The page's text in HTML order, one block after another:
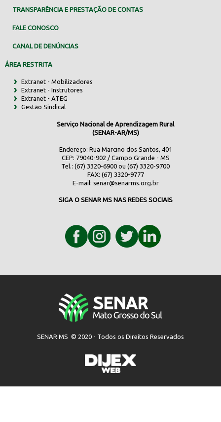
TRANSPARÊNCIA E PRESTAÇÃO DE CONTAS
FALE CONOSCO
CANAL DE DENÚNCIAS
ÁREA RESTRITA
Extranet - Mobilizadores
Extranet - Instrutores
Extranet - ATEG
Gestão Sindical
Serviço Nacional de Aprendizagem Rural
(SENAR-AR/MS)
Endereço: Rua Marcino dos Santos, 401
CEP: 79040-902 / Campo Grande - MS
Tel.: (67) 3320-6900 ou (67) 3320-9700
FAX: (67) 3320-9777
E-mail: senar@senarms.org.br
SIGA O SENAR MS NAS REDES SOCIAIS
SENAR MS © 2020 - Todos os Direitos Reservados